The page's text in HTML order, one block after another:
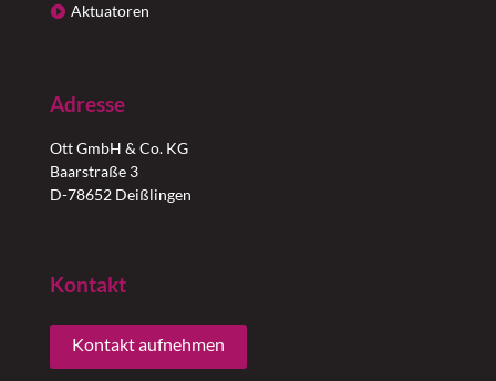
Aktuatoren
Adresse
Ott GmbH & Co. KG
Baarstraße 3
D-78652 Deißlingen
Kontakt
Kontakt aufnehmen